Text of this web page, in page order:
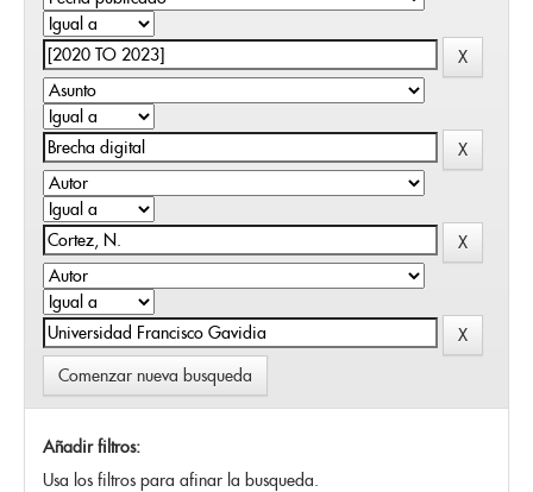
Comenzar nueva busqueda
Añadir filtros:
Usa los filtros para afinar la busqueda.